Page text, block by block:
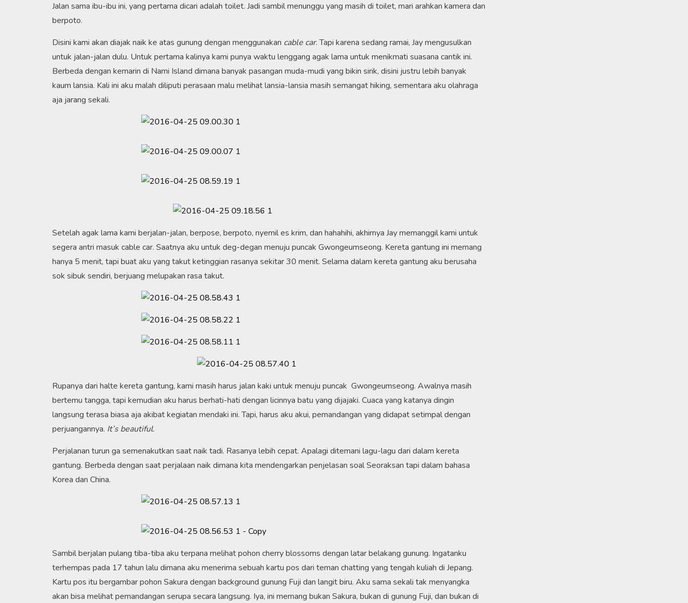
Jalan sama ibu-ibu ini, yang pertama dicari adalah toilet. Jadi sambil menunggu yang masih di toilet, mari arahkan kamera dan
berpoto.
Disini kami akan diajak naik ke atas gunung dengan menggunakan cable car. Tapi karena sedang ramai, Jay mengusulkan
untuk jalan-jalan dulu. Untuk pertama kalinya kami punya waktu lenggang agak lama untuk menikmati suasana cantik ini.
Berbeda dengan kemarin di Nami Island dimana banyak pasangan muda-mudi yang bikin sirik, disini justru lebih banyak
kaum lansia. Kali ini aku malah diliputi perasaan malu melihat lansia-lansia masih semangat hiking, sementara aku olahraga
aja jarang sekali.
Setelah agak lama kami berjalan-jalan, berpose, berpoto, nyemil es krim, dan hahahihi, akhirnya Jay memanggil kami untuk
segera antri masuk cable car. Saatnya aku untuk deg-degan menuju puncak Gwongeumseong. Kereta gantung ini memang
hanya 5 menit, tapi buat aku yang takut ketinggian rasanya sekitar 30 menit. Selama dalam kereta gantung aku berusaha
sok sibuk sendiri, berjuang melupakan rasa takut.
Rupanya dari halte kereta gantung, kami masih harus jalan kaki untuk menuju puncak Gwongeumseong. Awalnya masih
bertemu tangga, tapi kemudian aku harus berhati-hati dengan licinnya batu yang dijajaki. Cuaca yang katanya dingin
langsung terasa biasa aja akibat kegiatan mendaki ini. Tapi, harus aku akui, pemandangan yang didapat setimpal dengan
perjuangannya. It’s beautiful.
Perjalanan turun ga semenakutkan saat naik tadi. Rasanya lebih cepat. Apalagi ditemani lagu-lagu dari dalam kereta
gantung. Berbeda dengan saat perjalaan naik dimana kita mendengarkan penjelasan soal Seoraksan tapi dalam bahasa
Korea dan China.
Sambil berjalan pulang tiba-tiba aku terpana melihat pohon cherry blossoms dengan latar belakang gunung. Ingatanku
terhempas pada 17 tahun lalu dimana aku menerima sebuah kartu pos dari teman chatting yang tengah kuliah di Jepang.
Kartu pos itu bergambar pohon Sakura dengan background gunung Fuji dan langit biru. Aku sama sekali tak menyangka
akan bisa melihat pemandangan serupa secara langsung. Iya, ini memang bukan Sakura, bukan di gunung Fuji, dan bukan di